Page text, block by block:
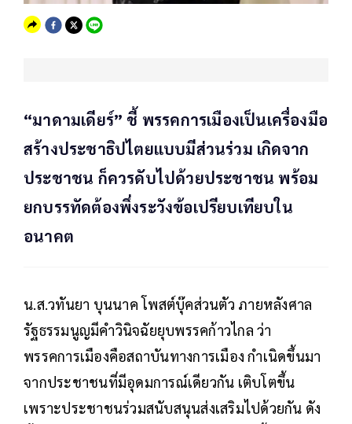
“มาดามเดียร์” ชี้ พรรคการเมืองเป็นเครื่องมือ
สร้างประชาธิปไตยแบบมีส่วนร่วม เกิดจาก
ประชาชน ก็ควรดับไปด้วยประชาชน พร้อม
ยกบรรทัดต้องพึ่งระวังข้อเปรียบเทียบใน
อนาคต
น.ส.วทันยา บุนนาค โพสต์บุ๊คส่วนตัว ภายหลังศาล
รัฐธรรมนูญมีคำวินิจฉัยยุบพรรคก้าวไกล ว่า
พรรคการเมืองคือสถาบันทางการเมือง กำเนิดขึ้นมา
จากประชาชนที่มีอุดมการณ์เดียวกัน เติบโตขึ้น
เพราะประชาชนร่วมสนับสนุนส่งเสริมไปด้วยกัน ดัง